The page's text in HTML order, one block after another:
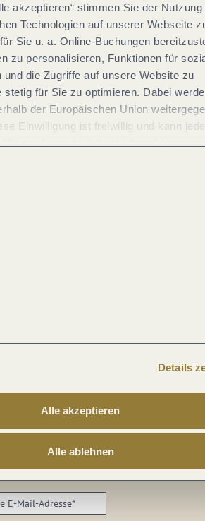
akzeptieren“ stimmen Sie der Nutzung
Technologien auf unserer Webseite
Sie u. a. Online-Buchungen
zu personalisieren, Funktionen für
und die Zugriffe auf unsere Website zu
stetig für Sie zu optimieren. Dabei
der Europäischen Union
Einwilligung ist freiwillig und kann
Details
Alle akzeptieren
Alle ablehnen
nächstes tun?
PDF erzeugen
im Fluss...
Mit unserem Newsletter
mehr verpassen!